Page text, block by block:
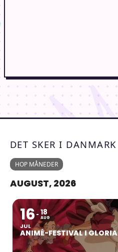
DET SKER I DANMARK
HOP MÅNEDER
AUGUST, 2026
16
JUL
18
AUG
ANIMÉ-FESTIVAL I GLORIA